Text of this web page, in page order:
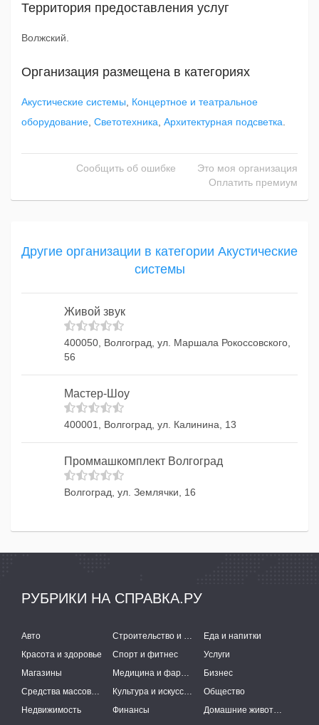
Территория предоставления услуг
Волжский.
Организация размещена в категориях
Акустические системы
Концертное и театральное
оборудование Светотехника Архитектурная подсветка
Сообщить об ошибке
Это моя организация
Оплатить премиум
Другие организации в категории Акустические
системы
Живой звук
400050, Волгоград, ул. Маршала Рокоссовского,
56
Мастер-Шоу
400001, Волгоград, ул. Калинина, 13
Проммашкомплект Волгоград
Волгоград, ул. Землячки, 16
РУБРИКИ НА СПРАВКА.РУ
Авто Строительство и ремонт
Еда и напитки
Красота и здоровье
Спорт и фитнес
Услуги
Магазины
Медицина и фармацевтика
Бизнес
Средства массовой информации
Культура и искусство
Общество
Недвижимость
Финансы
Домашние животные